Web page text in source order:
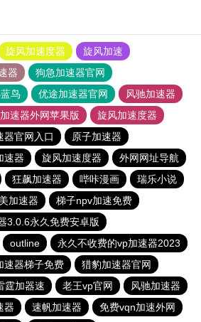
旋风加速度器
旋风加速
器
狗急加速器官网
鸟 优途加速器官网
风驰加速器
速器外网苹果版
旋风加速度器
器官网入口
原子加速器
速器 旋风加速度器
外网网址导航
狂飙加速器 哔咔漫画
瑞乐小说
加速器
梯子npv加速免费
3.0.6永久免费安卓版
outline
永久不收费的vp加速器2023
速器梯子免费
猎豹加速器官网
霆加器速 老王vp官网
风驰加速器
器 速帆加速器
免费vqn加速外网